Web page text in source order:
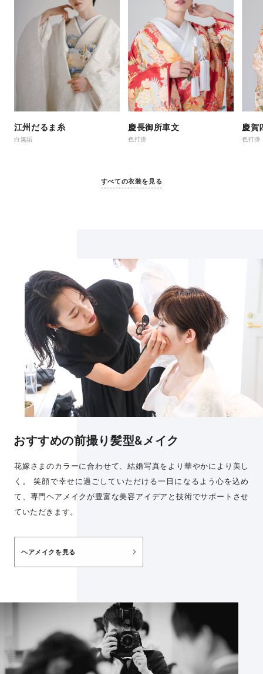
江州だるま糸
白無垢
慶長御所車文
色打掛
慶賀
色打掛
すべての衣装を見る
おすすめの前撮り髪型&メイク
花嫁さまのカラーに合わせて、結婚写真をより華やかにより美し
く。 笑顔で幸せに過ごしていただける一日になるよう心を込め
て、専門ヘアメイクが豊富な美容アイデアと技術でサポートさせ
ていただきます。
ヘアメイクを見る